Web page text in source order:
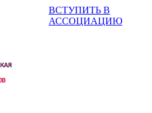
ВСТУПИТЬ В
АССОЦИАЦИЮ